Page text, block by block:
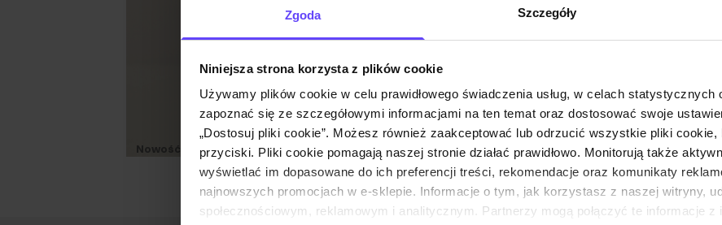
Zgoda Szczegóły
Niniejsza strona korzysta z plików cookie
Używamy plików cookie w celu prawidłowego świadczenia usług, w celach
zapoznać się ze szczegółowymi informacjami na ten temat oraz dostosować swoje
„Dostosuj pliki cookie”. Możesz również zaakceptować lub odrzucić wszystkie pliki cookie,
przyciski. Pliki cookie pomagają naszej stronie działać prawidłowo. Monitorują także
wyświetlać im dopasowane do ich preferencji treści, rekomendacje oraz komunikaty
najnowszych promocjach w e-sklepie. Informacje o tym, jak korzystasz z naszej witryny,
społecznościowym, reklamowym i analitycznym. Partnerzy mogą połączyć te informacje
Nowość Premium